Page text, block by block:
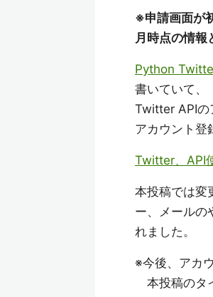
※申請画面が
月時点の情報
Python
書いていて、
Twitter APIの
アカウント登
Twitter、API
本投稿では
ー、メールの
れました。
※今後、アカ
本投稿のタ